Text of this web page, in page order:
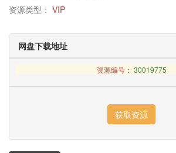
资源类型： VIP
网盘下载地址
资源编号： 30019775